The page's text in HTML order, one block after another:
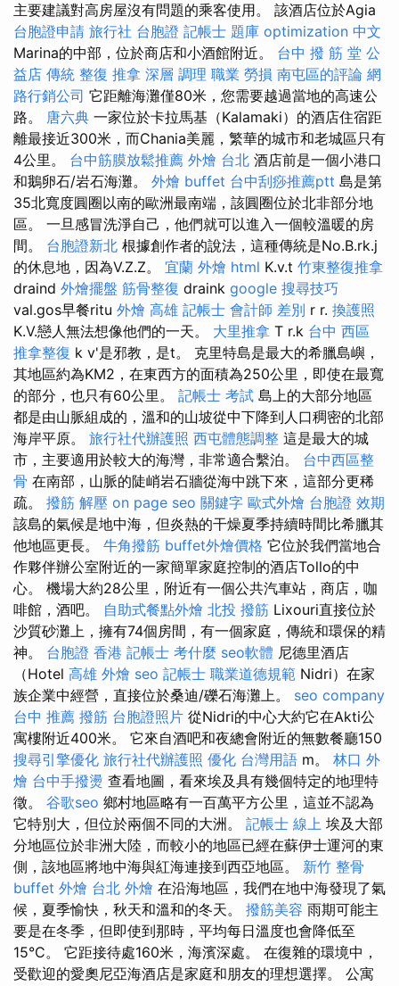
主要建議對高房屋沒有問題的乘客使用。 該酒店位於Agia
台胞證申請 旅行社 台胞證 記帳士 題庫 optimization 中文
Marina的中部，位於商店和小酒館附近。 台中 撥 筋 堂 公
益店 傳統 整復 推拿 深層 調理 職業 勞損 南屯區的評論 網
路行銷公司 它距離海灘僅80米，您需要越過當地的高速公
路。 唐六典 一家位於卡拉馬基（Kalamaki）的酒店住宿距
離最接近300米，而Chania美麗，繁華的城市和老城區只有
4公里。 台中筋膜放鬆推薦 外燴 台北 酒店前是一個小港口
和鵝卵石/岩石海灘。 外燴 buffet 台中刮痧推薦ptt 島是第
35北寬度圓圈以南的歐洲最南端，該圓圈位於北非部分地
區。 一旦感冒洗淨自己，他們就可以進入一個較溫暖的房
間。 台胞證新北 根據創作者的說法，這種傳統是No.B.rk.j
的休息地，因為V.Z.Z。 宜蘭 外燴 html K.v.t 竹東整復推拿
draind 外燴擺盤 筋骨整復 draink google 搜尋技巧
val.gos早餐ritu 外燴 高雄 記帳士 會計師 差別 r r. 換護照
K.V.戀人無法想像他們的一天。 大里推拿 T r.k 台中 西區
推拿整復 k v'是邪教，是t。 克里特島是最大的希臘島嶼，
其地區約為KM2，在東西方的面積為250公里，即使在最寬
的部分，也只有60公里。 記帳士 考試 島上的大部分地區
都是由山脈組成的，溫和的山坡從中下降到人口稠密的北部
海岸平原。 旅行社代辦護照 西屯體態調整 這是最大的城
市，主要適用於較大的海灣，非常適合繫泊。 台中西區整
骨 在南部，山脈的陡峭岩石牆從海中跳下來，這部分更稀
疏。 撥筋 解壓 on page seo 關鍵字 歐式外燴 台胞證 效期
該島的氣候是地中海，但炎熱的干燥夏季持續時間比希臘其
他地區更長。 牛角撥筋 buffet外燴價格 它位於我們當地合
作夥伴辦公室附近的一家簡單家庭控制的酒店Tollo的中
心。 機場大約28公里，附近有一個公共汽車站，商店，咖
啡館，酒吧。 自助式餐點外燴 北投 撥筋 Lixouri直接位於
沙質砂灘上，擁有74個房間，有一個家庭，傳統和環保的精
神。 台胞證 香港 記帳士 考什麼 seo軟體 尼德里酒店
（Hotel 高雄 外燴 seo 記帳士 職業道德規範 Nidri）在家
族企業中經營，直接位於桑迪/礫石海灘上。 seo company
台中 推薦 撥筋 台胞證照片 從Nidri的中心大約它在Akti公
寓樓附近400米。 它來自酒吧和夜總會附近的無數餐廳150
搜尋引擎優化 旅行社代辦護照 優化 台灣用語 m。 林口 外
燴 台中手撥燙 查看地圖，看來埃及具有幾個特定的地理特
徵。 谷歌seo 鄉村地區略有一百萬平方公里，這並不認為
它特別大，但位於兩個不同的大洲。 記帳士 線上 埃及大部
分地區位於非洲大陸，而較小的地區已經在蘇伊士運河的東
側，該地區將地中海與紅海連接到西亞地區。 新竹 整骨
buffet 外燴 台北 外燴 在沿海地區，我們在地中海發現了氣
候，夏季愉快，秋天和溫和的冬天。 撥筋美容 雨期可能主
要是在冬季，但即使到那時，平均每日溫度也會降低至
15°C。 它距接待處160米，海濱深處。 在復雜的環境中，
受歡迎的愛奧尼亞海酒店是家庭和朋友的理想選擇。 公寓